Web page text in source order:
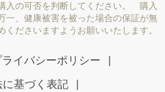
入の可否を判断してください。 購入
一、健康被害を被った場合の保証が無
ださいますようお願いいたします。
ライバシーポリシー
基づく表記